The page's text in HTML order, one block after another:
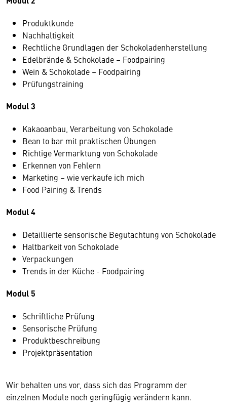
Produktkunde
Nachhaltigkeit
Rechtliche Grundlagen der Schokoladenherstellung
Edelbrände & Schokolade – Foodpairing
Wein & Schokolade – Foodpairing
Prüfungstraining
Modul 3
Kakaoanbau, Verarbeitung von Schokolade
Bean to bar mit praktischen Übungen
Richtige Vermarktung von Schokolade
Erkennen von Fehlern
Marketing – wie verkaufe ich mich
Food Pairing & Trends
Modul 4
Detaillierte sensorische Begutachtung von Schokolade
Haltbarkeit von Schokolade
Verpackungen
Trends in der Küche - Foodpairing
Modul 5
Schriftliche Prüfung
Sensorische Prüfung
Produktbeschreibung
Projektpräsentation
Wir behalten uns vor, dass sich das Programm der
einzelnen Module noch geringfügig verändern kann.